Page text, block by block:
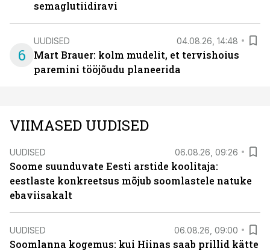
semaglutiidiravi
6
UUDISED 04.08.26, 14:48
Mart Brauer: kolm mudelit, et tervishoius
paremini tööjõudu planeerida
VIIMASED UUDISED
UUDISED 06.08.26, 09:26
Soome suunduvate Eesti arstide koolitaja:
eestlaste konkreetsus mõjub soomlastele natuke
ebaviisakalt
UUDISED 06.08.26, 09:00
Soomlanna kogemus: kui Hiinas saab prillid kätte